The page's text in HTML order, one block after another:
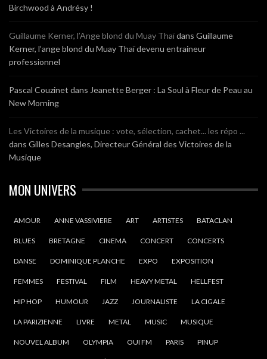
Birchwood à Andrésy !
Guillaume Kerner, l’Ange blond du Muay Thaïdans Guillaume
Kerner, l’ange blond du Muay Thaï devenu entraineur
professionnel
Pascal Couzinet dans Jeanette Berger : La Soul à Fleur de Peau au
New Morning
Les Victoires de la musique : vote, sélection, cachet... les répo ...
dans Gilles Desangles, Directeur Général des Victoires de la
Musique
MON UNIVERS
AMOUR ANNE VASSIVIERE ART ARTISTES BATACLAN
BLUES BRETAGNE CINEMA CONCERT CONCERTS
DANSE DOMINIQUE PLANCHE EXPO EXPOSITION
FEMMES FESTIVAL FILM HEAVY METAL HELLFEST
HIP HOP HUMOUR JAZZ JOURNALISTE LA CIGALE
LA PARIZIENNE LIVRE METAL MUSIC MUSIQUE
NOUVEL ALBUM OLYMPIA OUI FM PARIS PINUP